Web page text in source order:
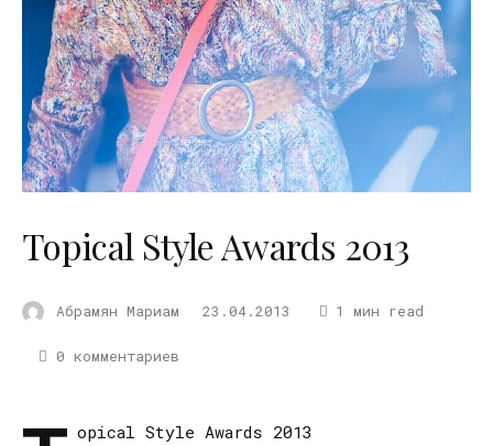
Topical Style Awards 2013
Абрамян Мариам 23.04.2013 1 мин read
0 комментариев
opical Style Awards 2013